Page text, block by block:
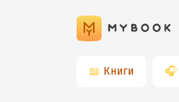
📖 Книги 🎧